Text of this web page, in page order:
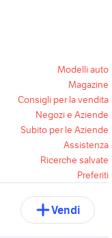
Modelli auto
Magazine
Consigli per la vendita
Negozi e Aziende
Subito per le Aziende
Assistenza
Ricerche salvate
Preferiti
Vendi